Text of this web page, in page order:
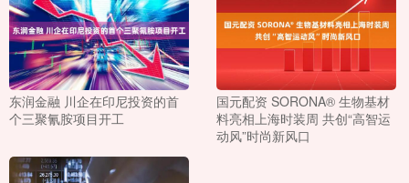
东润金融 川企在印尼投资的首
个三聚氰胺项目开工
国元配资 SORONA® 生物基材
料亮相上海时装周 共创“高智运
动风”时尚新风口